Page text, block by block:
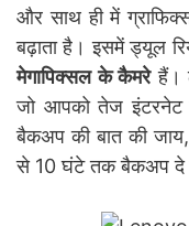
और साथ ही में
बढ़ाता है। इसमें ड्यूल
मेगापिक्सल के कैमरेहैं।
जो आपको तेज इंटरनेट
बैकअप की बात की
से 10 घंटे तक बैकअप दे